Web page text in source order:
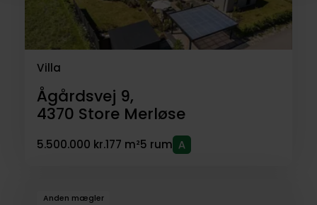
Villa
Ågårdsvej 9,
4370 Store Merløse
5.500.000 kr.177 m²5 rum
Anden mægler